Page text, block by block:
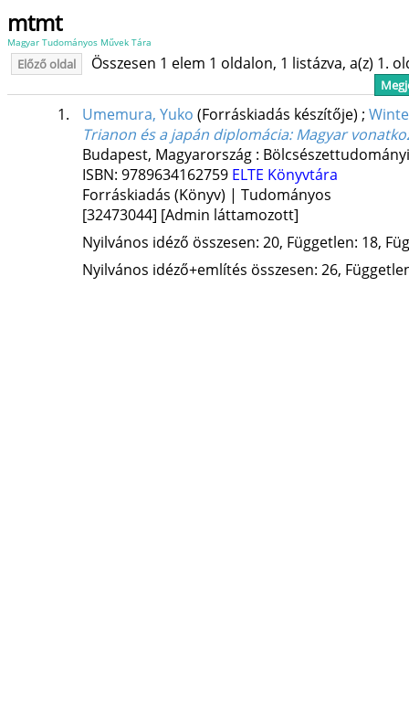
mtmt
Magyar Tudományos Művek Tára
Előző oldal Összesen 1 elem 1 oldalon, 1 listázva, a(z) 1.
1. Umemura, Yuko (Forráskiadás készítője) ;
Trianon és a japán diplomácia: Magyar
Budapest, Magyarország :
ISBN: 9789634162759 ELTE Könyvtára
Forráskiadás (Könyv) | Tudományos
[32473044] [Admin láttamozott]
Nyilvános idéző összesen: 20, Független: 18,
Nyilvános idéző+említés összesen: 26,